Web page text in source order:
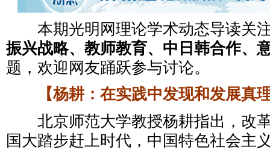
本期光明网理论学术动态导读关
振兴战略、教师教育、中日韩合作、
题，欢迎网友踊跃参与讨论。
【杨耕：在实践中发现和发展真
北京师范大学教授杨耕指出，改革
国大踏步赶上时代，中国特色社会主